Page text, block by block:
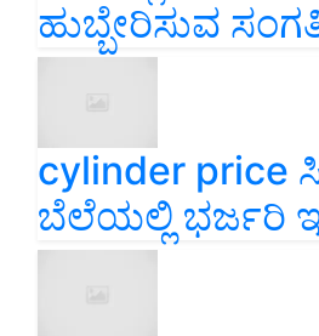
ಹುಬ್ಬೇರಿಸುವ
cylinder price
ಬೆಲೆಯಲ್ಲಿ ಭರ್ಜರಿ